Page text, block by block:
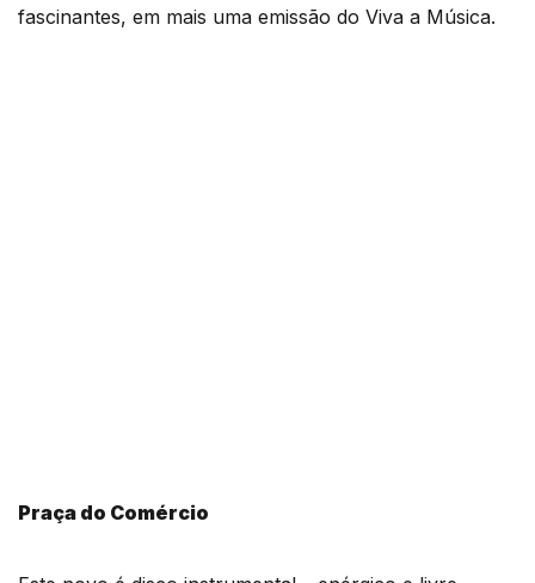
fascinantes, em mais uma emissão do Viva a Música.
Praça do Comércio